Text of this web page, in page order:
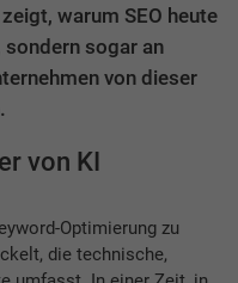
warum SEO heute
sogar an
von dieser
von KI
Optimierung zu
die technische,